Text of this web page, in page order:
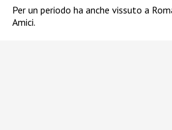
Per un periodo ha anche vissuto a
Amici.